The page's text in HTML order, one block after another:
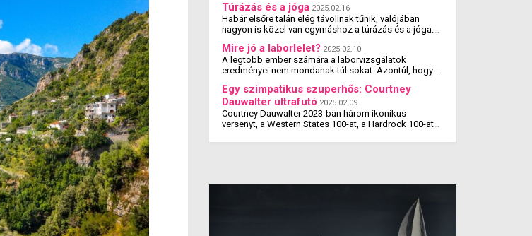
Túrázás és a jóga 2025.02.16
Habár elsőre talán elég távolinak tűnik, valójában
nagyon is közel van egymáshoz a túrázás és a jóga.
...
Mire jó a laborlelet? 2025.02.10
A legtöbb ember számára a laborvizsgálatok
eredményei nem mondanak túl sokat. Azontúl, hogy
értékek valószínűleg ...
Egy szimpatikus szuperhős: Courtney
Dauwalter ultrafutó 2025.02.09
Courtney Dauwalter 2023-ban három ikonikus
versenyt, a Western States 100-at, a Hardrock 100-at
kívül eddig még ...